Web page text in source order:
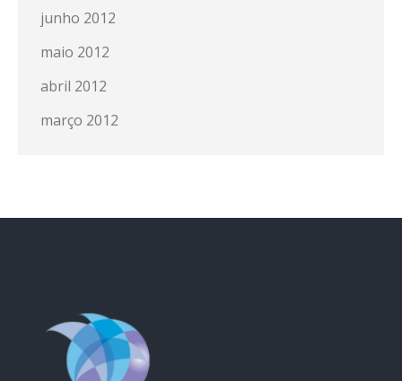
junho 2012
maio 2012
abril 2012
março 2012